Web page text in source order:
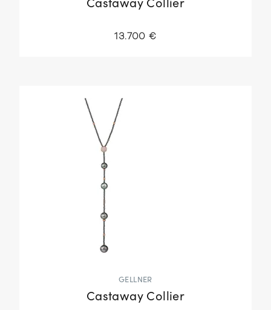
Castaway Collier
13.700 €
GELLNER
Castaway Collier